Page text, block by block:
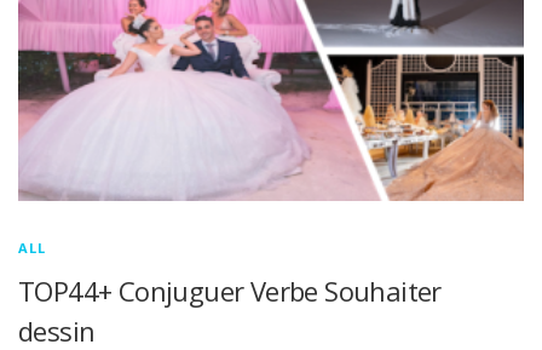
ALL
TOP44+ Conjuguer Verbe Souhaiter
dessin